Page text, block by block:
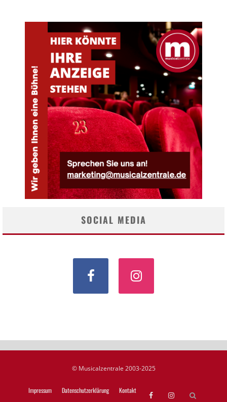
SOCIAL MEDIA
© Musicalzentrale 2003-2025
Impressum Datenschutzerklärung Kontakt